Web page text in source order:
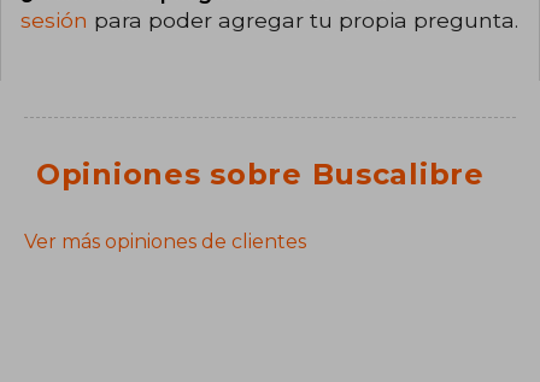
sesión para poder agregar tu propia pregunta.
Opiniones sobre Buscalibre
Ver más opiniones de clientes